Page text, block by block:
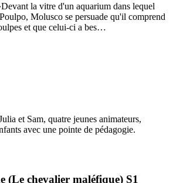
la vitre d'un aquarium dans lequel
Molusco se persuade qu'il comprend
et que celui-ci a bes…
et Sam, quatre jeunes animateurs,
avec une pointe de pédagogie.
(Le chevalier maléfique) S1